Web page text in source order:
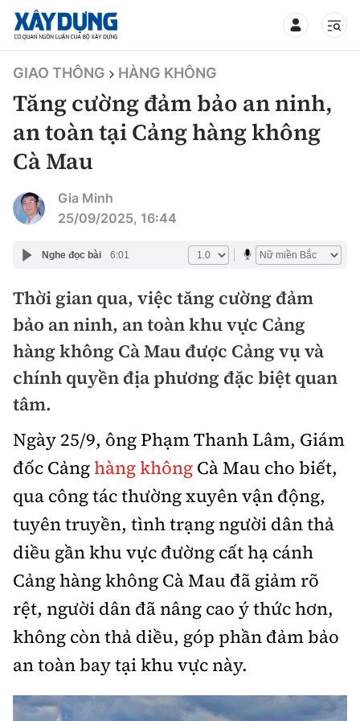
TIN BỘ XÂY DỰNG
CHUYÊN MỤC
Mới nhất
Thời sự
Chính trị
Xã hội
Chuyện dọc đường
Cải chính
Xây dựng
Chỉ đạo điều hành
Quy hoạch kiến trúc
Giám định chất lượng
Quản lý đô thị
Giao thông
Quản lý
Đường bộ
Hàng không
Đường sắt
Đăng kiểm
Đường sắt tốc độ cao
Đường thủy
Hàng hải
Đường sắt đô thị
Kinh tế
Thị trường
Tài chính
Chứng khoán
Bảo hiểm
Doanh nghiệp
Pháp luật
An ninh hình sự
Điều tra
Pháp đình
Hỏi - Đáp
An toàn giao thông
Giao thông 24h
ATGT địa phương
Văn hóa giao thông
Lái xe an toàn
Chung tay vì ATGT
Chất lượng sống
Giáo dục
Y tế
Đời sống
Lao động - Công đoàn
Văn hóa - Giải Trí
Văn hóa
Showbiz
Điện ảnh
Thể thao
Bóng đá
Bình luận
GIAO THÔNG HÀNG KHÔNG
Tăng cường đảm bảo an ninh,
an toàn tại Cảng hàng không
Cà Mau
Gia Minh
25/09/2025, 16:44
Nghe đọc bài 6:01
Thời gian qua, việc tăng cường đảm
bảo an ninh, an toàn khu vực Cảng
hàng không Cà Mau được Cảng vụ và
chính quyền địa phương đặc biệt quan
tâm.
Ngày 25/9, ông Phạm Thanh Lâm, Giám
đốc Cảnghàng không Cà Mau cho biết,
qua công tác thường xuyên vận động,
tuyên truyền, tình trạng người dân thả
diều gần khu vực đường cất hạ cánh
Cảng hàng không Cà Mau đã giảm rõ
rệt, người dân đã nâng cao ý thức hơn,
không còn thả diều, góp phần đảm bảo
an toàn bay tại khu vực này.